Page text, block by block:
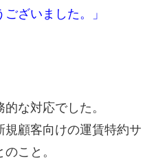
ざいました。」
な対応でした。
規顧客向けの運賃特約サ
こと。